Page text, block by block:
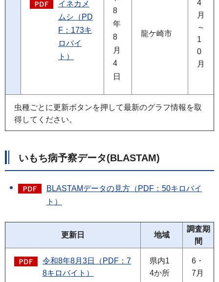
イネカメ
ムシ（PD
F：173キ
ロバイ
ト）
8
年
8
月
4
日
龍ケ崎市
4
月
～
1
0
月
虫種ごとに更新ボタンを押して最新のグラフ情報を取
得してください。
いもち病予察データ(BLASTAM)
BLASTAMデータの見方（PDF：50キロバイ
ト）
更新日 地域
調査期
間
令和8年8月3日（PDF：7
8キロバイト）
県内1
4か所
6・
7月